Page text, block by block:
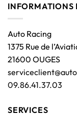
INFORMATIONS
Auto Racing
1375 Rue de
21600 OUGES
09.86.41.37.03
SERVICES